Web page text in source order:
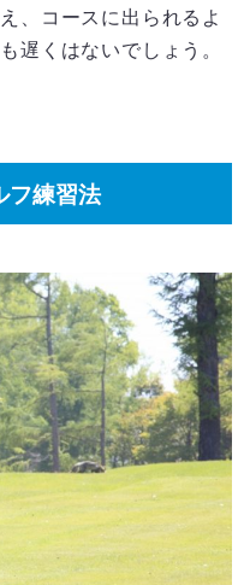
、コースに出られるよ
遅くはないでしょう。
フ練習法